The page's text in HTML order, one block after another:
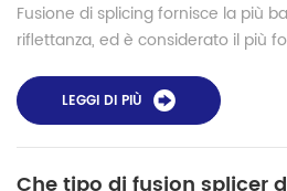
Fusione di splicing fornisce la più
riflettanza, ed è considerato il più
correttamente, una giunzione può...
LEGGI DI PIÙ